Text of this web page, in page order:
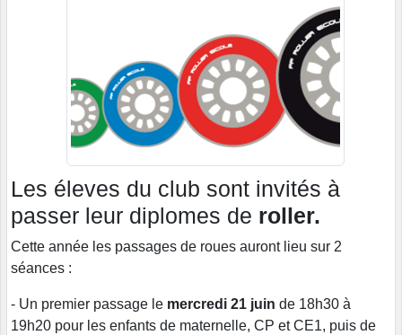
Les éleves du club sont invités à
passer leur diplomes de roller.
Cette année les passages de roues auront lieu sur 2
séances :
- Un premier passage le mercredi 21 juin de 18h30 à
19h20 pour les enfants de maternelle, CP et CE1, puis de